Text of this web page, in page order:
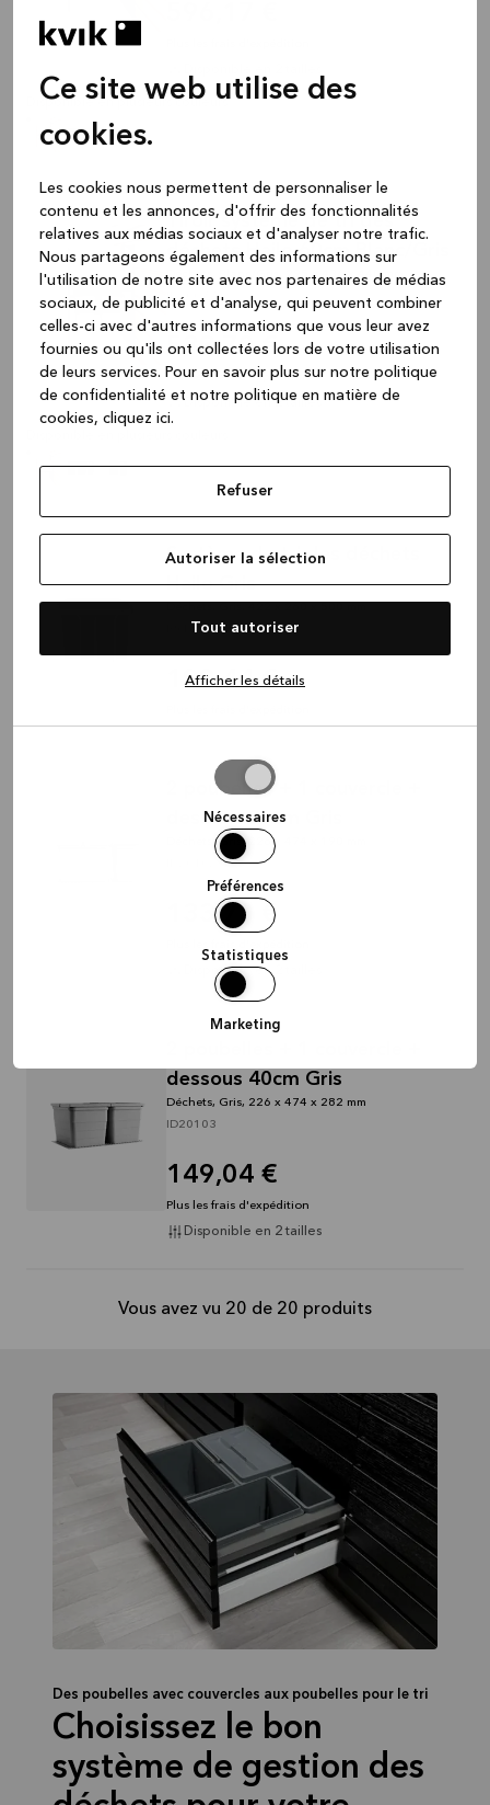
Ce site web utilise des
cookies.
Les cookies nous permettent de personnaliser le
contenu et les annonces, d'offrir des fonctionnalités
relatives aux médias sociaux et d'analyser notre trafic.
Nous partageons également des informations sur
l'utilisation de notre site avec nos partenaires de médias
sociaux, de publicité et d'analyse, qui peuvent combiner
celles-ci avec d'autres informations que vous leur avez
fournies ou qu'ils ont collectées lors de votre utilisation
de leurs services. Pour en savoir plus sur notre politique
de confidentialité et notre politique en matière de
cookies, cliquez ici.
Refuser
Autoriser la sélection
Tout autoriser
Afficher les détails
Nécessaires
Préférences
Statistiques
Marketing
Disponible en plusieurs couleurs
Tiroir système de tri des
déchets Hailo 60cm Blanc/Gris
Déchets, Blanc/Gris, 295 x 436 x 440 mm
ID20077
533,70 €
Plus les frais d'expédition
Disponible en 2 tailles
Système de tri des déchets
Hailo Gris
B9169
199,44 €
2 poubelles + 1 couvercle +
dessous 30cm Gris
Déchets, Gris, 226 x 474 x 190 mm
133,70 €
Disponible en 2 tailles
dessous 40cm Gris
Déchets, Gris, 226 x 474 x 282 mm
ID20103
149,04 €
Plus les frais d'expédition
Disponible en 2 tailles
Vous avez vu 20 de 20 produits
Des poubelles avec couvercles aux poubelles pour le tri
Choisissez le bon
système de gestion des